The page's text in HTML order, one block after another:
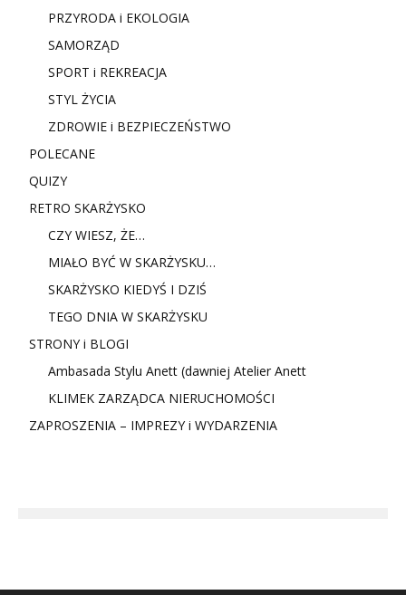
PRZYRODA i EKOLOGIA
SAMORZĄD
SPORT i REKREACJA
STYL ŻYCIA
ZDROWIE i BEZPIECZEŃSTWO
POLECANE
QUIZY
RETRO SKARŻYSKO
CZY WIESZ, ŻE…
MIAŁO BYĆ W SKARŻYSKU…
SKARŻYSKO KIEDYŚ I DZIŚ
TEGO DNIA W SKARŻYSKU
STRONY i BLOGI
Ambasada Stylu Anett (dawniej Atelier Anett
KLIMEK ZARZĄDCA NIERUCHOMOŚCI
ZAPROSZENIA – IMPREZY i WYDARZENIA